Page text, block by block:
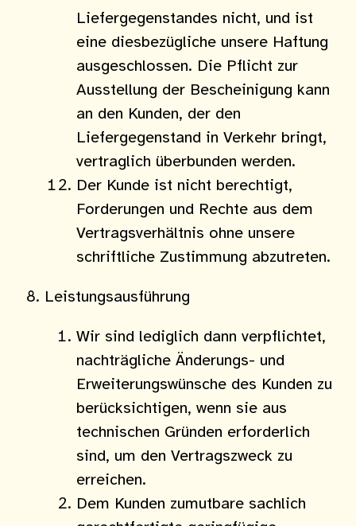
Liefergegenstandes nicht, und ist
eine diesbezügliche unsere Haftung
ausgeschlossen. Die Pflicht zur
Ausstellung der Bescheinigung kann
an den Kunden, der den
Liefergegenstand in Verkehr bringt,
vertraglich überbunden werden.
Der Kunde ist nicht berechtigt,
Forderungen und Rechte aus dem
Vertragsverhältnis ohne unsere
schriftliche Zustimmung abzutreten.
Leistungsausführung
Wir sind lediglich dann verpflichtet,
nachträgliche Änderungs- und
Erweiterungswünsche des Kunden zu
berücksichtigen, wenn sie aus
technischen Gründen erforderlich
sind, um den Vertragszweck zu
erreichen.
Dem Kunden zumutbare sachlich